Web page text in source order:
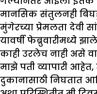
मानसिक संतुलनही
मुंगेरच्या प्रेमलता देवी
यावर्षी फेब्रुवारीमध्ये
काही उरलेच नाही असे
माझे पती व्यापारी
दुकानासाठी निघतात